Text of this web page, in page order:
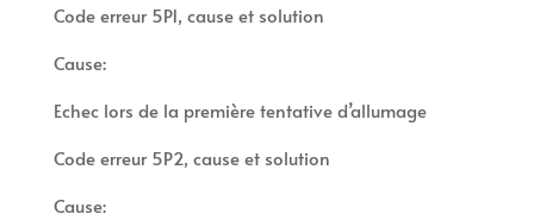
Code erreur 5P1, cause et solution
Cause:
Echec lors de la première tentative d’allumage
Code erreur 5P2, cause et solution
Cause: